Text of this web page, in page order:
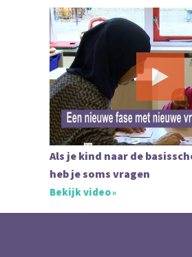
Als je kind naar de
heb je soms vragen
Bekijk video